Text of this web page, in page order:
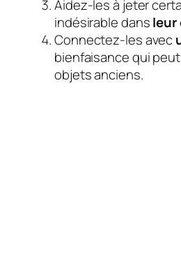
Aidez-les à jeter
indésirable dansleur
Connectez-les avec
bienfaisance qui
objets anciens.